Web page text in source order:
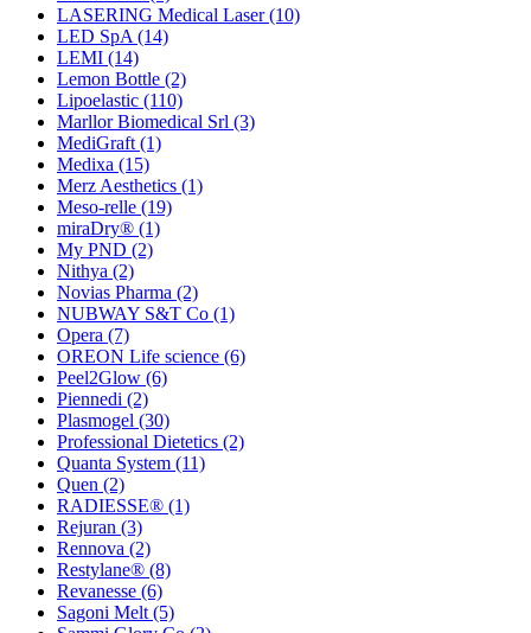
LASERING Medical Laser(10)
LED SpA (14)
LEMI (14)
Lemon Bottle (2)
Lipoelastic (110)
Marllor Biomedical Srl (3)
MediGraft (1)
Medixa (15)
Merz Aesthetics (1)
Meso-relle (19)
miraDry® (1)
My PND (2)
Nithya (2)
Novias Pharma (2)
NUBWAY S&T Co (1)
Opera (7)
OREON Life science (6)
Peel2Glow (6)
Piennedi (2)
Plasmogel (30)
Professional Dietetics (2)
Quanta System (11)
Quen (2)
RADIESSE® (1)
Rejuran (3)
Rennova (2)
Restylane® (8)
Revanesse (6)
Sagoni Melt (5)